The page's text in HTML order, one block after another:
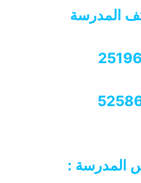
المدرسة
المدرسة :